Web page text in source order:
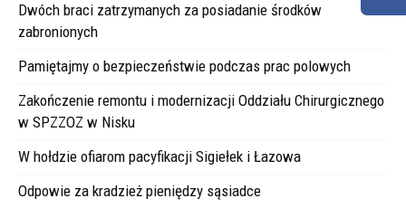
Dwóch braci zatrzymanych za posiadanie środków
zabronionych
Pamiętajmy o bezpieczeństwie podczas prac polowych
Zakończenie remontu i modernizacji Oddziału Chirurgicznego
w SPZZOZ w Nisku
W hołdzie ofiarom pacyfikacji Sigiełek i Łazowa
Odpowie za kradzież pieniędzy sąsiadce